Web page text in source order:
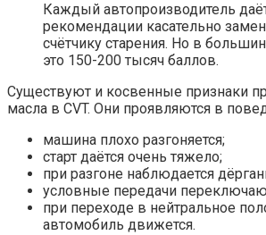
Каждый автопроизводитель
рекомендации касательно
счётчику старения. Но в
это 150-200 тысяч баллов.
Существуют и косвенные признаки
масла в CVT. Они проявляются в
машина плохо разгоняется;
старт даётся очень тяжело;
при разгоне наблюдается
условные передачи
при переходе в нейтральное
автомобиль движется.